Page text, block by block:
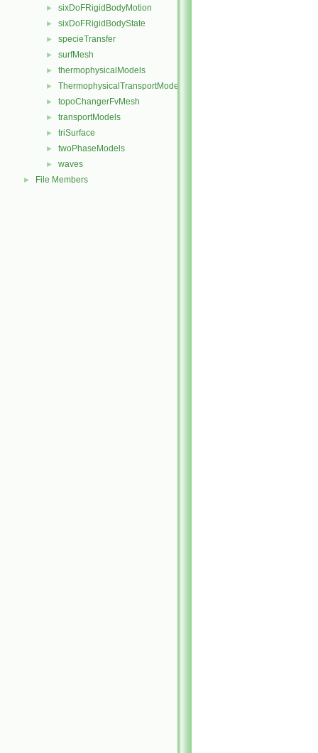
► sixDoFRigidBodyMotion
► sixDoFRigidBodyState
► specieTransfer
► surfMesh
► thermophysicalModels
► ThermophysicalTransportModels
► topoChangerFvMesh
► transportModels
► triSurface
► twoPhaseModels
► waves
► File Members